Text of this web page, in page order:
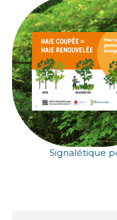
Signalétique